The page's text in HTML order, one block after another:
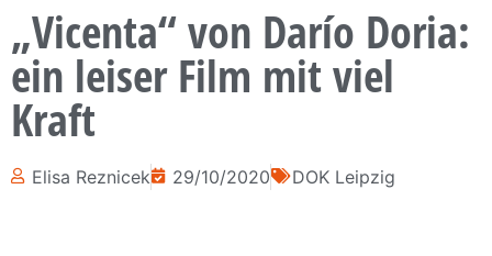
„Vicenta“ von Darío Doria:
ein leiser Film mit viel
Kraft
Elisa Reznicek 29/10/2020 DOK Leipzig